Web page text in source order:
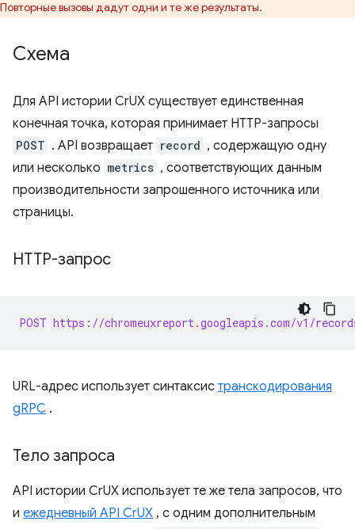
Повторные вызовы дадут одни и те же результаты.
Схема
Для API истории CrUX существует единственная
конечная точка, которая принимает HTTP-запросы
POST . API возвращает record , содержащую одну
или несколько metrics , соответствующих данным
производительности запрошенного источника или
страницы.
HTTP-запрос
POST https://chromeuxreport.googleapis.com/v1/
URL-адрес использует синтаксис транскодирования
gRPC .
Тело запроса
API истории CrUX использует те же тела запросов, что
и ежедневный API CrUX , с одним дополнительным